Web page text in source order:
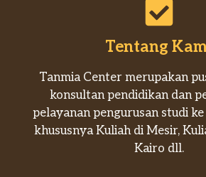
Tentang
Tanmia Center merupakan
konsultan pendidikan dan
pelayanan pengurusan studi
khususnya Kuliah di Mesir,
Kairo dll.